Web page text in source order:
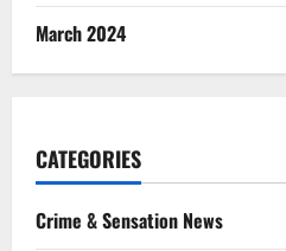
March 2024
CATEGORIES
Crime & Sensation News